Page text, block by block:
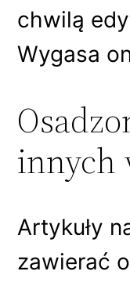
chwilą
Wygasa
innych
Artykuły
zawierać